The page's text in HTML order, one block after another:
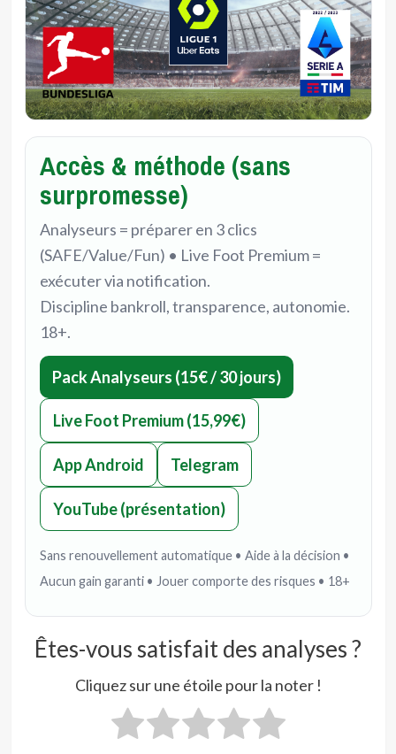
Accès & méthode (sans
surpromesse)
Analyseurs = préparer en 3 clics
(SAFE/Value/Fun) • Live Foot Premium =
exécuter via notification.
Discipline bankroll, transparence, autonomie.
18+.
Pack Analyseurs (15€ / 30 jours)
Live Foot Premium (15,99€)
App Android Telegram
YouTube (présentation)
Sans renouvellement automatique • Aide à la décision •
Aucun gain garanti • Jouer comporte des risques • 18+
Êtes-vous satisfait des analyses ?
Cliquez sur une étoile pour la noter !